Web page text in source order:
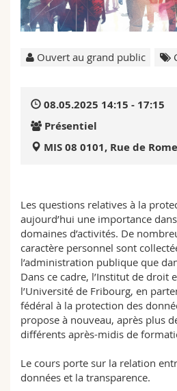
Sciences et médecine
Collaborateurs
Webmail
Ouvert au grand public
08.05.2025 14:15 - 17:15
Présentiel
MIS 08 0101, Rue de
Les questions relatives à la
aujourd’hui une importance
domaines d’activités. De
caractère personnel sont
l’administration publique que
Dans ce cadre, l’Institut de droit
l’Université de Fribourg, en
fédéral à la protection des
propose à nouveau, après plus
différents après-midis de
Le cours porte sur la relation
données et la transparence.